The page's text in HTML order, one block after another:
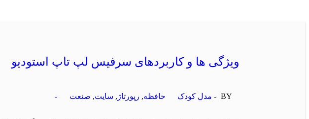
ویژگی ها و کاربردهای سرفیس لپ تاپ استودیو
BY - مدل کودک حافظه, رپورتاژ , سایت, صنعت -